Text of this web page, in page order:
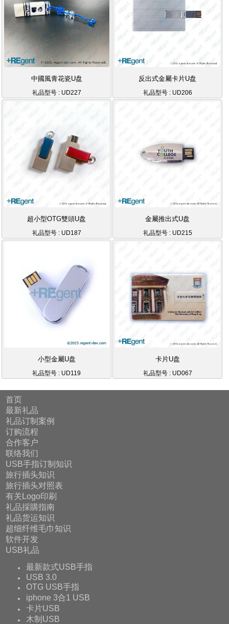
中國風青花瓷U盘
礼品型号 : UD227
反出式金屬卡片U盘
礼品型号 : UD206
超小型OTG雙頭U盘
礼品型号 : UD187
金屬推出式U盘
礼品型号 : UD215
小型金屬U盘
礼品型号 : UD119
卡片U盘
礼品型号 : UD067
首页
最新礼品
礼品订制案例
订购流程
合作客户
联络我们
USB手指订制知识
旅行插头知识
旅行插头对照表
有关Logo印刷
礼品採購指南
礼品货运知识
超细纤维毛巾知识
软件开发
USB礼品
最新款式USB手指
USB 3.0
OTG USB手指
iphone 3合1 USB
卡片USB
木制USB